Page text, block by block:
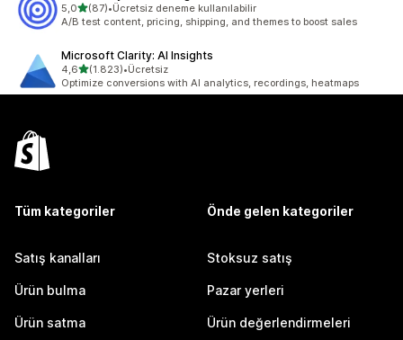
5,05 yıldız üzerinden
(87)
toplam 87 değerlendirme
•Ücretsiz deneme kullanılabilir
A/B test content, pricing, shipping, and themes to boost sales
Microsoft Clarity: AI Insights
4,65 yıldız üzerinden
(1.823)
toplam 1823 değerlendirme
•Ücretsiz
Optimize conversions with AI analytics, recordings, heatmaps
Tüm kategoriler
Satış kanalları
Ürün bulma
Ürün satma
Önde gelen kategoriler
Stoksuz satış
Pazar yerleri
Ürün değerlendirmeleri